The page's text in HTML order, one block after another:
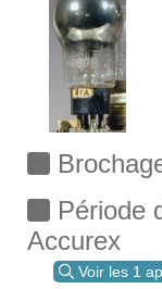
Période
Accurex
Voir les 1